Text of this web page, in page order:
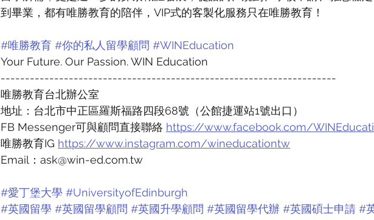
到畢業，都有唯勝教育的陪伴，VIP式的客製化服務只在唯勝教育！
#唯勝教育 #你的私人留學顧問 #WINEducation
Your Future. Our Passion. WIN Education
---------------------------------------------------------------------
唯勝教育台北辦公室
地址：台北市中正區羅斯福路四段68號（公館捷運站1號出口）
FB Messenger可與顧問直接聯絡 https://www.facebook.com/
唯勝教育IG https://www.instagram.com/wineducationtw
Email：ask@win-ed.com.tw
#愛丁堡大學 #UniversityofEdinburgh
#英國留學 #英國留學顧問 #英國升學顧問 #英國留學代辦 #英國碩士申請 #